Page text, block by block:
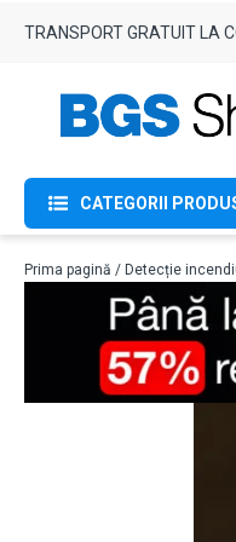
TRANSPORT GRATUIT LA
CATEGORII
Prima pagină / Detecție